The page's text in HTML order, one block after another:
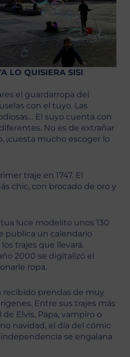
LO QUISIERA SISI
el guardarropa del
con el tuyo. Las
El suyo cuenta con
No es de extrañar
¡cuesta mucho escoger lo
traje en 1747. El
chic, con brocado de oro y
luce modelito unos 130
publica un calendario
trajes que llevará.
2000 se digitalizó el
ropa.
recibido prendas de muy
Entre sus trajes más
Elvis, Papa, vampiro o
navidad, el día del cómic
se engalana